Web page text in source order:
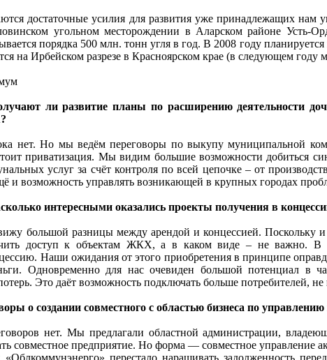
достаточные усилия для развития уже принадлежащих
угольном месторождении в Аларском районе Усть-
порядка 500 млн. тонн угля в год. В 2008 году
на Ирбейском разрезе в Красноярском крае (в следующем году
ли развитие планы по расширению деятельности
нет. Но мы ведём переговоры по выкупу муниципальной
приватизация. Мы видим большие возможности добиться
услуг за счёт контроля по всей цепочке – от
и возможность управлять возникающей в крупных городах
интересными оказались проекты получения в
большой разницы между арендой и концессией. Поскольку и
доступ к объектам ЖКХ, а в каком виде – не важно. В
Наши ожидания от этого приобретения в принципе
Одновременно для нас очевиден большой потенциал в
Это даёт возможность подключать больше потребителей,
о создании совместного с областью бизнеса по
нет. Мы предлагали областной администрации,
совместное предприятие. Но форма — совместное управление
«Облкоммунэнерго» перестало наращивать задолженность